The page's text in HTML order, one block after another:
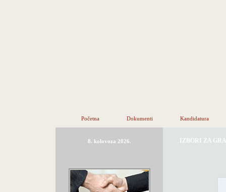
Početna Dokumenti Kandidatura
8. kolovoza 2026. IZBORI ZA